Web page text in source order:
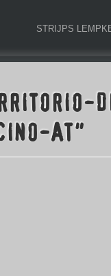
STRIJPS
AT"